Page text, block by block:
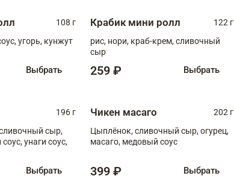
108 г
угорь, кунжут
Выбрать
Крабик мини ролл
122 г
рис, нори, краб-крем, сливочный
сыр
259 ₽ Выбрать
196 г
сыр,
Выбрать
Чикен масаго
202 г
Цыплёнок, сливочный сыр, огурец,
масаго, медовый соус
399 ₽ Выбрать